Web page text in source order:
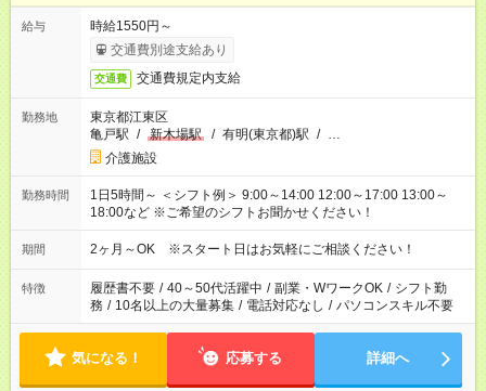
給与
時給1550円～
交通費別途支給あり
交通費 交通費規定内支給
勤務地
東京都江東区
亀戸駅 / 新木場駅 / 有明(東京都)駅 / …
介護施設
勤務時間
1日5時間～ ＜シフト例＞ 9:00～14:00 12:00～17:00 13:00～
18:00など ※ご希望のシフトお聞かせください！
期間 2ヶ月～OK ※スタート日はお気軽にご相談ください！
特徴 履歴書不要 / 40～50代活躍中 / 副業・WワークOK / シフト勤
務 / 10名以上の大量募集 / 電話対応なし / パソコンスキル不要
気になる！ 応募する 詳細へ